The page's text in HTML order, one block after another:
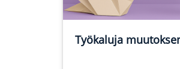
Työkaluja